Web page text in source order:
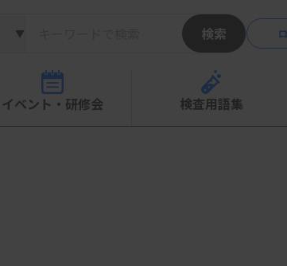
▼ 検索
イベント・研修会 検査用語集